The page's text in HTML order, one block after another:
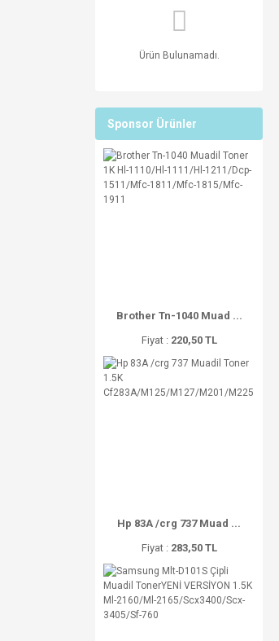
Ürün Bulunamadı.
Sponsor Ürünler
Brother Tn-1040 Muad ...
Fiyat : 220,50 TL
Hp 83A /crg 737 Muad ...
Fiyat : 283,50 TL